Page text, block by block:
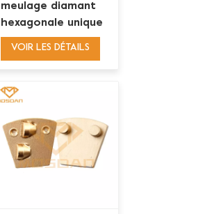
meulage diamant
hexagonale unique
pour meuleuses
VOIR LES DÉTAILS